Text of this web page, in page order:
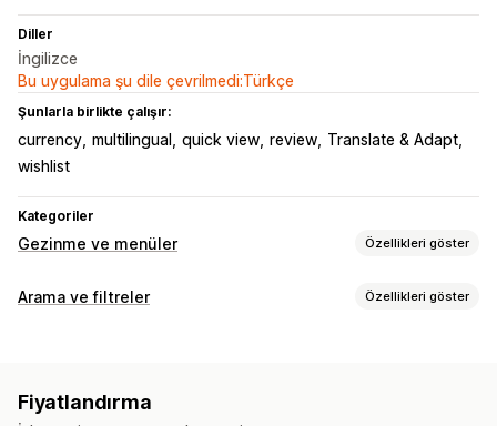
Diller
İngilizce
Bu uygulama şu dile çevrilmedi:Türkçe
Şunlarla birlikte çalışır:
currency multilingual quick view review Translate & Adapt
wishlist
Kategoriler
Gezinme ve menüler Özellikleri göster
Menü tarzı
Göz atma
Arama ve filtreler Özellikleri göster
Yapay zeka araması
Fiyatlandırma